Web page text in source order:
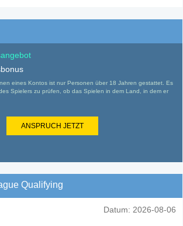
eines Kontos ist nur Personen über 18 Jahren gestattet. Es
Spielers zu prüfen, ob das Spielen in dem Land, in dem er
ANSPRUCH JETZT
Qualifying
Datum: 2026-08-06